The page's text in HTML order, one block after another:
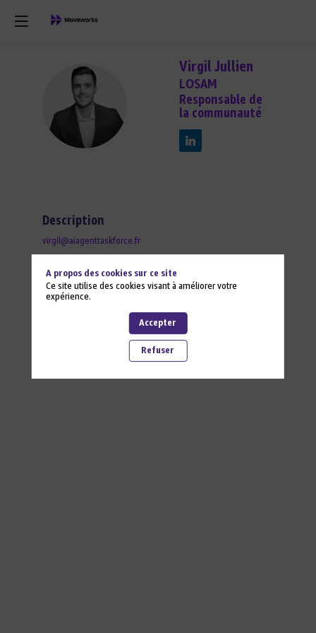
VJ
Virgil Jullien
LOSAM
Responsable de
la communauté
Description
virgil@aiagenttaskforce.fr
A propos des cookies sur ce site
Ce site utilise des cookies visant à améliorer votre
expérience.
Accepter
Refuser